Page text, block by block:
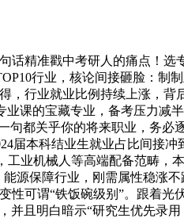
精准戳中考研人的痛点！选
行业，核论间接砸脸：制
，行业就业比例持续上涨，
课的宝藏专业，备考压力
句都关乎你的将来职业，务
届本科结业生就业占比间接
业机械人等高端配备范畴
源保障行业，刚需属性稳涨
性可谓“铁饭碗级别”。跟着
并且明白暗示“研究生优先录